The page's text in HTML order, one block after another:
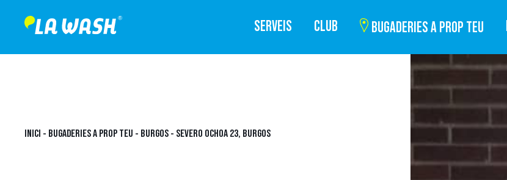
SERVEIS CLUB BUGADERIES A PROP TEU
INICI - BUGADERIES A PROP TEU - BURGOS - SEVERO OCHOA 23, BURGOS